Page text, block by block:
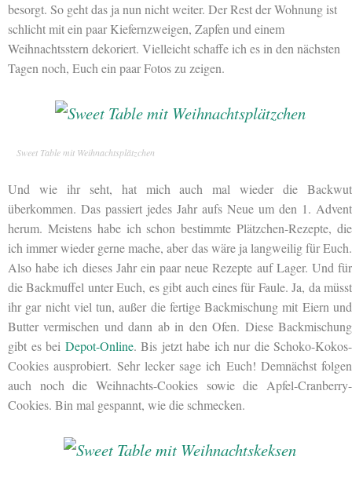
besorgt. So geht das ja nun nicht weiter. Der Rest der Wohnung ist
schlicht mit ein paar Kiefernzweigen, Zapfen und einem
Weihnachtsstern dekoriert. Vielleicht schaffe ich es in den nächsten
Tagen noch, Euch ein paar Fotos zu zeigen.
Sweet Table mit Weihnachtsplätzchen
Und wie ihr seht, hat mich auch mal wieder die Backwut
überkommen. Das passiert jedes Jahr aufs Neue um den 1. Advent
herum. Meistens habe ich schon bestimmte Plätzchen-Rezepte, die
ich immer wieder gerne mache, aber das wäre ja langweilig für Euch.
Also habe ich dieses Jahr ein paar neue Rezepte auf Lager. Und für
die Backmuffel unter Euch, es gibt auch eines für Faule. Ja, da müsst
ihr gar nicht viel tun, außer die fertige Backmischung mit Eiern und
Butter vermischen und dann ab in den Ofen. Diese Backmischung
gibt es bei Depot-Online. Bis jetzt habe ich nur die Schoko-Kokos-
Cookies ausprobiert. Sehr lecker sage ich Euch! Demnächst folgen
auch noch die Weihnachts-Cookies sowie die Apfel-Cranberry-
Cookies. Bin mal gespannt, wie die schmecken.